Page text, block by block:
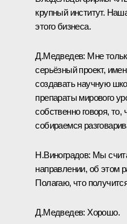
крупный институт.
этого бизнеса.
Д.Медведев: Мне
серьёзный проект,
создавать научную
препараты мирового
собственно говоря,
собираемся
Н.Виноградов: Мы
направлении, об этом
Полагаю, что
Д.Медведев: Хорошо.